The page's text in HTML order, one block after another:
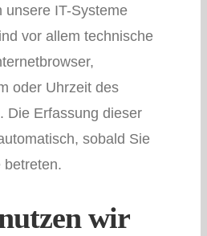
unsere IT-Systeme
vor allem technische
oder Uhrzeit des
Die Erfassung dieser
sobald Sie
betreten.
wir